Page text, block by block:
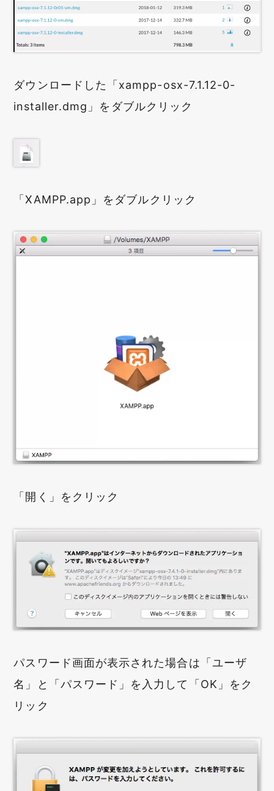
ダウンロードした「xampp-osx-7.1.12-0-
installer.dmg」をダブルクリック
「XAMPP.app」をダブルクリック
「開く」をクリック
パスワード画面が表示された場合は「ユーザ
名」と「パスワード」を入力して「OK」をク
リック